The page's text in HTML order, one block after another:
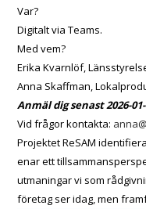
Var?
Digitalt via Teams.
Med vem?
Erika Kvarnlöf,
Anna Skaffman,
Anmäl dig senast 2026-
Vid frågor kontakta:
Projektet ReSAM
enar ett
utmaningar vi som
företag ser idag, men